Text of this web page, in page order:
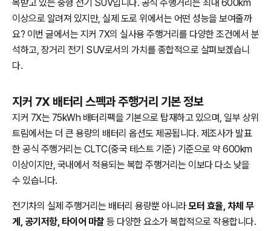
목받고 있는 중형 전기 SUV입니다. 공식 주행거리는 최대 600km
이상으로 알려져 있지만, 실제 도로 위에서는 어떤 성능을 보여줄까
요? 이번 글에서는 지커 7X의 실사용 주행거리를 다양한 조건에서 분
석하고, 장거리 전기 SUV로서의 가치를 종합적으로 살펴보겠습니
다.
지커 7X 배터리 스펙과 주행거리 기본 정보
지커 7X는 75kWh 배터리팩을 기본으로 탑재하고 있으며, 일부 상위
트림에서는 더 큰 용량의 배터리 옵션도 제공됩니다. 제조사가 발표
한 공식 주행거리는 CLTC(중국 테스트 기준) 기준으로 약 600km
이상이지만, 국내에서 적용되는 복합 주행거리는 이보다 다소 낮을
수 있습니다.
전기차의 실제 주행거리는 배터리 용량뿐 아니라모터 효율, 차체 무
게, 공기저항, 타이어 마찰 등 다양한 요소가 복합적으로 작용합니다.